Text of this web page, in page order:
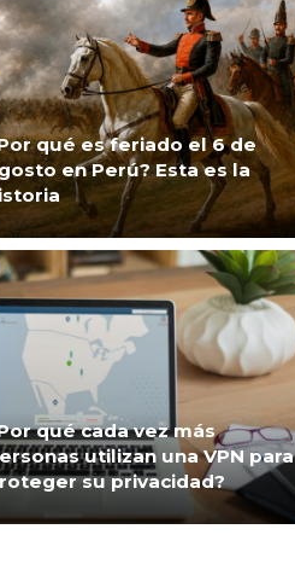
qué es feriado el 6 de
en Perú? Esta es la
qué cada vez más
utilizan una VPN para
su privacidad?